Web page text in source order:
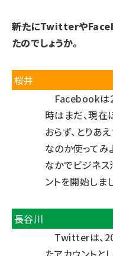
――新たにTwitterや
たのでしょうか。
桜井
Facebookは
時はまだ、現
おらず、とりあ
なのか使ってみ
なかでビジネ
ントを開始しま
長谷川
Twitterは、